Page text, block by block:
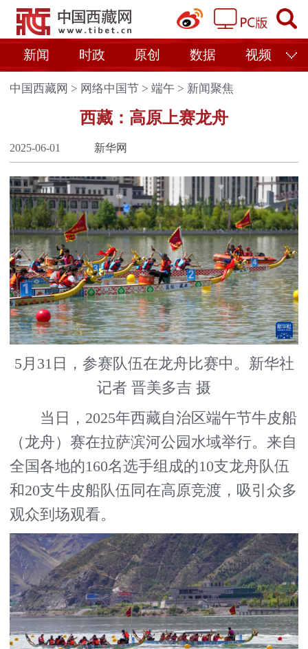
新闻 时政 原创 数据 视频
中国西藏网 > 网络中国节 >端午 > 新闻聚焦
西藏：高原上赛龙舟
2025-06-01 新华网
5月31日，参赛队伍在龙舟比赛中。新华社
记者 晋美多吉 摄
当日，2025年西藏自治区端午节牛皮船
（龙舟）赛在拉萨滨河公园水域举行。来自
全国各地的160名选手组成的10支龙舟队伍
和20支牛皮船队伍同在高原竞渡，吸引众多
观众到场观看。